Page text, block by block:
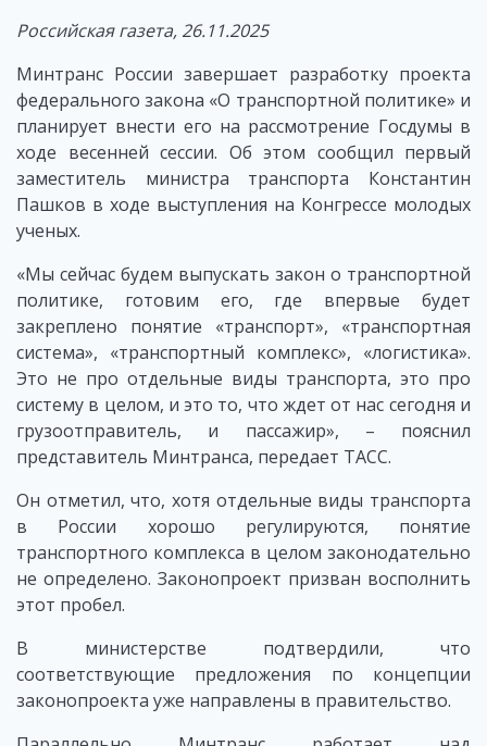
Российская газета, 26.11.2025
Минтранс России завершает разработку проекта
федерального закона «О транспортной политике» и
планирует внести его на рассмотрение Госдумы в
ходе весенней сессии. Об этом сообщил первый
заместитель министра транспорта Константин
Пашков в ходе выступления на Конгрессе молодых
ученых.
«Мы сейчас будем выпускать закон о транспортной
политике, готовим его, где впервые будет
закреплено понятие «транспорт», «транспортная
система», «транспортный комплекс», «логистика».
Это не про отдельные виды транспорта, это про
систему в целом, и это то, что ждет от нас сегодня и
грузоотправитель, и пассажир», – пояснил
представитель Минтранса, передает ТАСС.
Он отметил, что, хотя отдельные виды транспорта
в России хорошо регулируются, понятие
транспортного комплекса в целом законодательно
не определено. Законопроект призван восполнить
этот пробел.
В министерстве подтвердили, что
соответствующие предложения по концепции
законопроекта уже направлены в правительство.